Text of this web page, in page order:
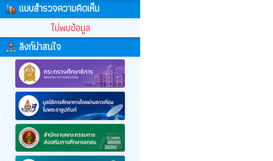
แบบสำรวจความคิดเห็น
ไม่พบข้อมูล
ลิงก์น่าสนใจ